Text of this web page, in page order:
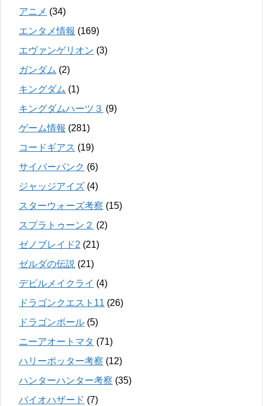
アニメ (34)
エンタメ情報 (169)
エヴァンゲリオン (3)
ガンダム (2)
キングダム (1)
キングダムハーツ３ (9)
ゲーム情報 (281)
コードギアス (19)
サイバーパンク (6)
ジャッジアイズ (4)
スターウォーズ考察 (15)
スプラトゥーン２ (2)
ゼノブレイド2 (21)
ゼルダの伝説 (21)
デビルメイクライ (4)
ドラゴンクエスト11 (26)
ドラゴンボール (5)
ニーアオートマタ (71)
ハリーポッター考察 (12)
ハンターハンター考察 (35)
バイオハザード (7)